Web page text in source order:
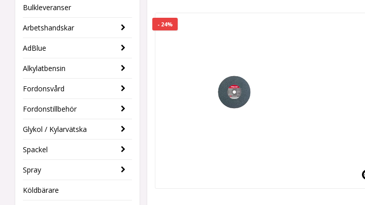
Bulkleveranser
Arbetshandskar
AdBlue
Alkylatbensin
Fordonsvård
Fordonstillbehör
Glykol / Kylarvätska
Spackel
Spray
Köldbärare
- 24%